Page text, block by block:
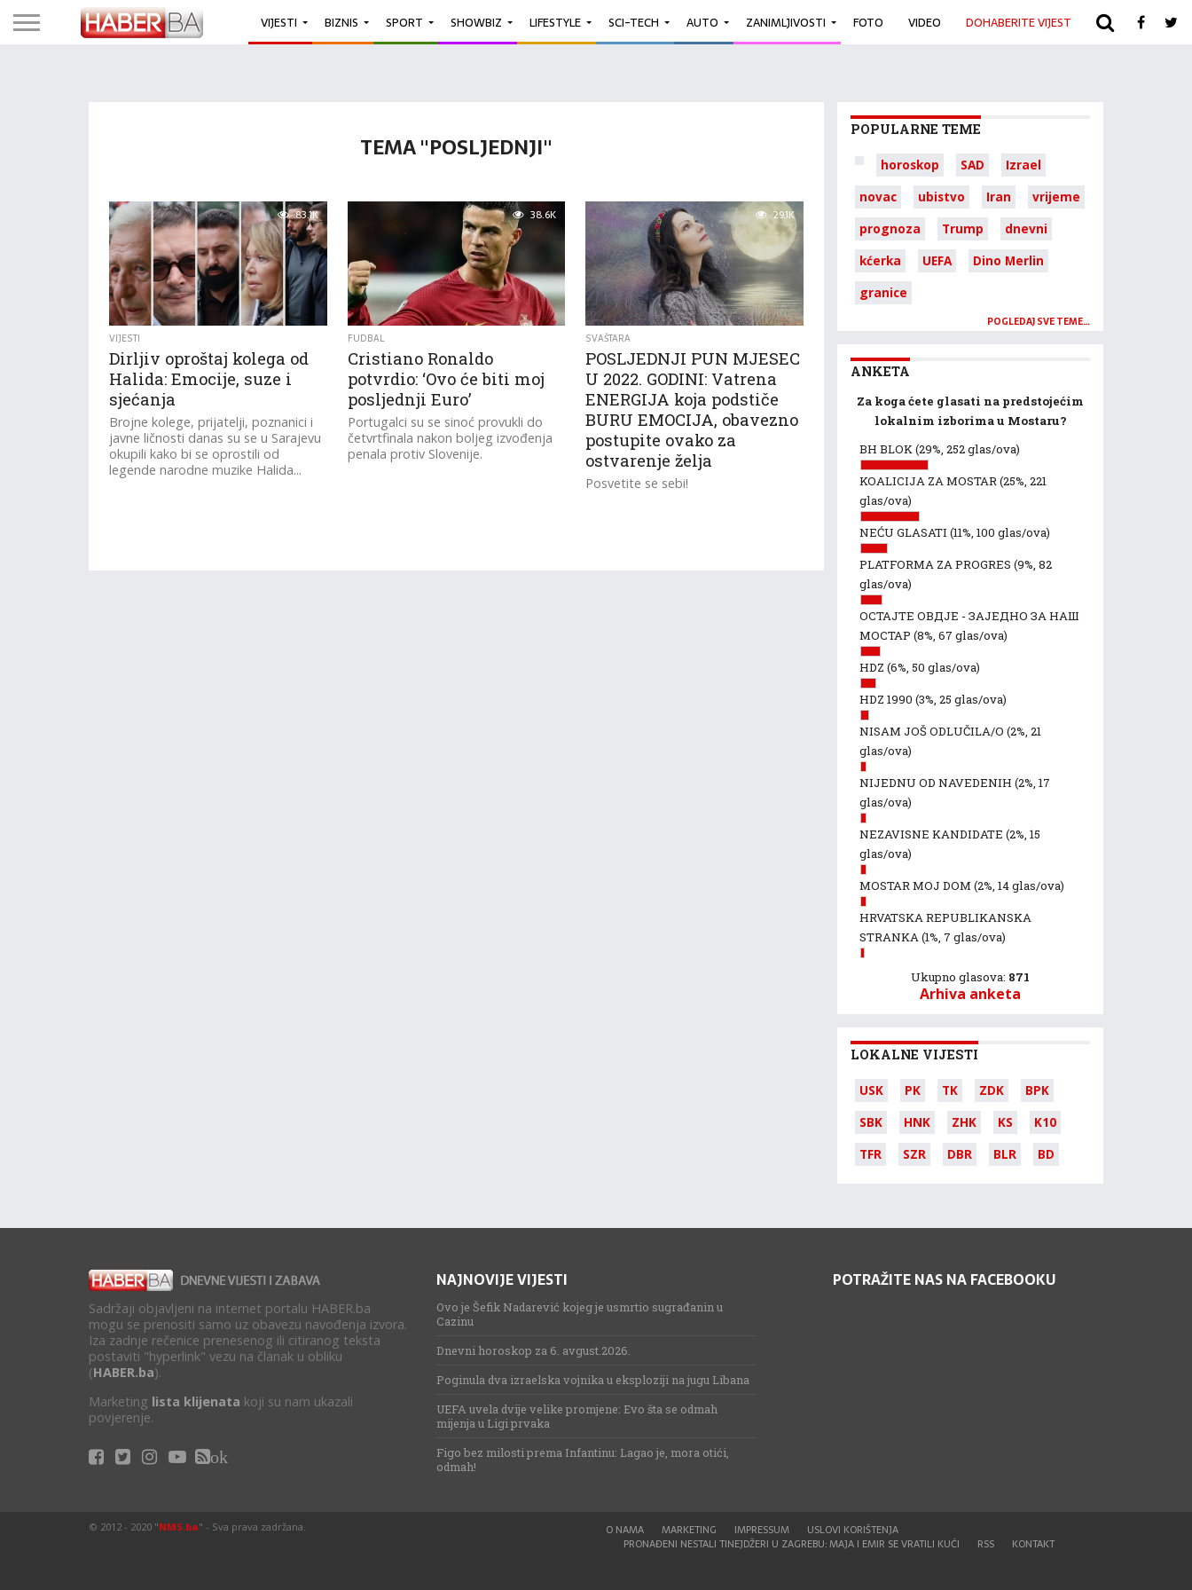
VIJESTI BIZNIS SPORT SHOWBIZ LIFESTYLE SCI-TECH AUTO ZANIMLJIVOSTI FOTO VIDEO DOHABERITE VIJEST ARHIVA
TEMA "POSLJEDNJI"
83.1K
VIJESTI
Dirljiv oproštaj kolega od
Halida: Emocije, suze i
sjećanja
Brojne kolege, prijatelji, poznanici i
javne ličnosti danas su se u Sarajevu
okupili kako bi se oprostili od
legende narodne muzike Halida...
38.6K
FUDBAL
Cristiano Ronaldo
potvrdio: ‘Ovo će biti moj
posljednji Euro’
Portugalci su se sinoć provukli do
četvrtfinala nakon boljeg izvođenja
penala protiv Slovenije.
29.1K
SVAŠTARA
POSLJEDNJI PUN MJESEC
U 2022. GODINI: Vatrena
ENERGIJA koja podstiče
BURU EMOCIJA, obavezno
postupite ovako za
ostvarenje želja
Posvetite se sebi!
POPULARNE TEME
horoskop SAD
Izrael
novac
ubistvo Iran
vrijeme
prognoza
Trump
dnevni
kćerka
UEFA
Dino Merlin
granice
POGLEDAJ SVE TEME…
ANKETA
Za koga ćete glasati na predstojećim
lokalnim izborima u Mostaru?
BH BLOK(29%, 252 glas/ova)
KOALICIJA ZA MOSTAR(25%, 221
glas/ova)
NEĆU GLASATI (11%, 100 glas/ova)
PLATFORMA ZA PROGRES (9%, 82
glas/ova)
ОСТАЈТЕ ОВДЈЕ - ЗАЈЕДНО ЗА НАШ
МОСТАР (8%, 67 glas/ova)
HDZ (6%, 50 glas/ova)
HDZ 1990 (3%, 25 glas/ova)
NISAM JOŠ ODLUČILA/O (2%, 21
glas/ova)
NIJEDNU OD NAVEDENIH (2%, 17
glas/ova)
NEZAVISNE KANDIDATE (2%, 15
glas/ova)
MOSTAR MOJ DOM (2%, 14 glas/ova)
HRVATSKA REPUBLIKANSKA
STRANKA(1%, 7 glas/ova)
Ukupno glasova: 871
Arhiva anketa
LOKALNE VIJESTI
USK PK TK ZDK
BPK
SBK
HNK ZHK KS
K10
TFR
SZR DBR BLR BD
Sadržaji objavljeni na internet portalu HABER.ba
mogu se prenositi samo uz obavezu navođenja izvora.
Iza zadnje rečenice prenesenog ili citiranog teksta
postaviti "hyperlink" vezu na članak u obliku
(HABER.ba).
Marketing lista klijenata koji su nam ukazali
povjerenje.
ok
NAJNOVIJE VIJESTI
Ovo je Šefik Nadarević kojeg je usmrtio sugrađanin u
Cazinu
Dnevni horoskop za 6. avgust.2026.
Poginula dva izraelska vojnika u eksploziji na jugu Libana
UEFA uvela dvije velike promjene: Evo šta se odmah
mijenja u Ligi prvaka
Figo bez milosti prema Infantinu: Lagao je, mora otići,
odmah!
POTRAŽITE NAS NA FACEBOOKU
O NAMA MARKETING IMPRESSUM
USLOVI KORIŠTENJA
PRONAĐENI NESTALI TINEJDŽERI U ZAGREBU: MAJA I EMIR SE VRATILI KUĆI
RSS KONTAKT
© 2012 - 2020 "NMS.ba" - Sva prava zadržana.